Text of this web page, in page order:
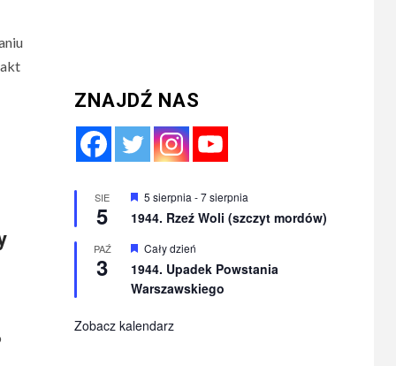
ZNAJDŹ NAS
SIE
5
Wyróżnione
5 sierpnia -7 sierpnia
1944. Rzeź Woli (szczyt mordów)
PAŹ
3
Wyróżnione
Cały dzień
1944. Upadek Powstania
Warszawskiego
Zobacz kalendarz